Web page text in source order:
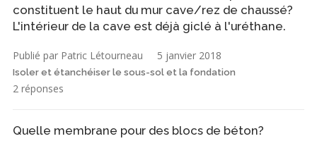
constituent le haut du mur cave/rez de chaussé?
L'intérieur de la cave est déjà giclé à l'uréthane.
Publié par Patric Létourneau 5 janvier 2018
Isoler et étanchéiser le sous-sol et la fondation
2 réponses
Quelle membrane pour des blocs de béton?